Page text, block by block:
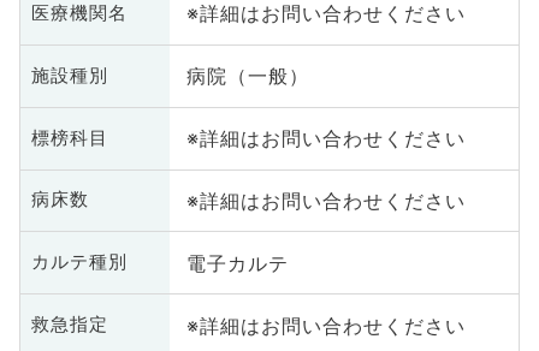
医療機関名 ※詳細はお問い合わせください
施設種別 病院（一般）
標榜科目 ※詳細はお問い合わせください
病床数 ※詳細はお問い合わせください
カルテ種別 電子カルテ
救急指定 ※詳細はお問い合わせください